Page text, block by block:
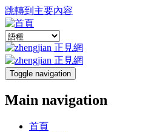
跳轉到主要內容
Toggle navigation
Main navigation
首頁